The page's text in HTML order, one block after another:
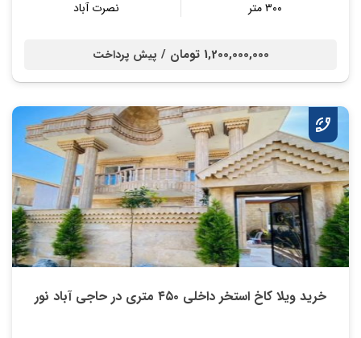
۳۰۰ متر
نصرت آباد
1,200,000,000 تومان / پیش پرداخت
خرید ویلا کاخ استخر داخلی ۴۵۰ متری در حاجی آباد نور